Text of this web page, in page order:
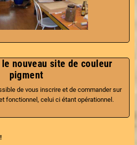
nouveau site de couleur
pigment
de vous inscrire et de commander sur
fonctionnel, celui ci étant opérationnel.